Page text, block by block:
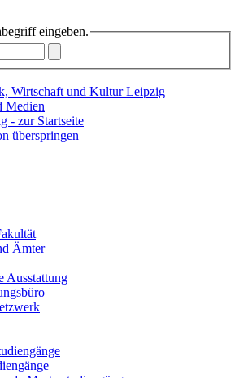
eingeben.
Wirtschaft und Kultur Leipzig
Medien
überspringen
Ämter
Ausstattung